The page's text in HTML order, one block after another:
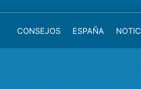
CONSEJOS ESPAÑA